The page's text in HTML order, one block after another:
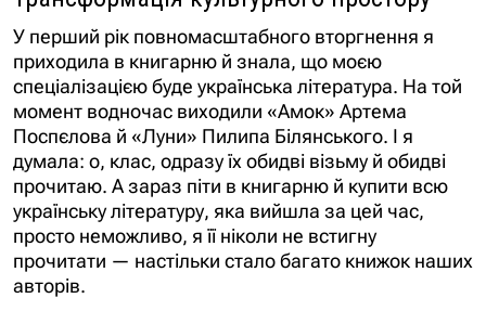
У перший рік повномасштабного вторгнення я
приходила в книгарню й знала, що моєю
спеціалізацією буде українська література. На той
момент водночас виходили «Амок» Артема
Поспєлова й «Луни» Пилипа Білянського. І я
думала: о, клас, одразу їх обидві візьму й обидві
прочитаю. А зараз піти в книгарню й купити всю
українську літературу, яка вийшла за цей час,
просто неможливо, я її ніколи не встигну
прочитати — настільки стало багато книжок наших
авторів.